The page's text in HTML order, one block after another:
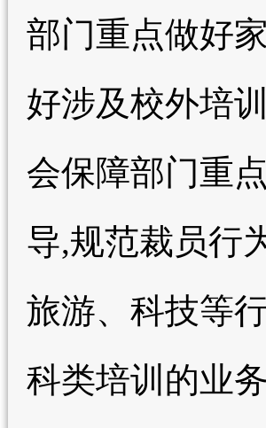
部门重点做好
好涉及校外培
会保障部门重
导,规范裁员行
旅游、科技等
科类培训的业